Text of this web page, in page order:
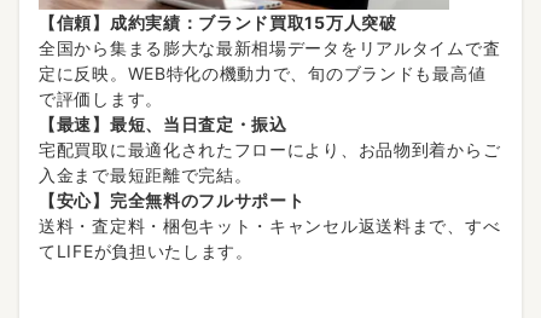
【信頼】成約実績：ブランド買取15万人突破
全国から集まる膨大な最新相場データをリアルタイムで査
定に反映。WEB特化の機動力で、旬のブランドも最高値
で評価します。
【最速】最短、当日査定・振込
宅配買取に最適化されたフローにより、お品物到着からご
入金まで最短距離で完結。
【安心】完全無料のフルサポート
送料・査定料・梱包キット・キャンセル返送料まで、すべ
てLIFEが負担いたします。